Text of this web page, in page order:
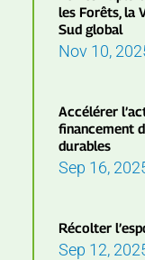
les Forêts, la
Sud global
Nov 10,
Accélérer
financement
durables
Sep 16,
Récolter
Sep 12,